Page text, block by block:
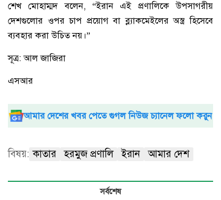
শেখ মোহাম্মদ বলেন, “ইরান এই প্রণালিকে উপসাগরীয়
দেশগুলোর ওপর চাপ প্রয়োগ বা ব্ল্যাকমেইলের অস্ত্র হিসেবে
ব্যবহার করা উচিত নয়।”
সূত্র: আল জাজিরা
এসআর
আমার দেশের খবর পেতে গুগল নিউজ চ্যানেল ফলো করুন
বিষয়: কাতার হরমুজ প্রণালি ইরান আমার দেশ
সর্বশেষ